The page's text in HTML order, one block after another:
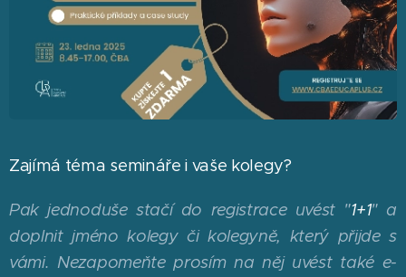
Zajímá téma semináře i vaše kolegy?
Pak jednoduše stačí do registrace uvést "1+1" a
doplnit jméno kolegy či kolegyně, který přijde s
vámi. Nezapomeňte prosím na něj uvést také e-